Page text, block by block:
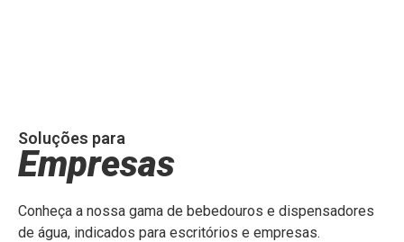
Soluções para
Empresas
Conheça a nossa gama de bebedouros e dispensadores
de água, indicados para escritórios e empresas.